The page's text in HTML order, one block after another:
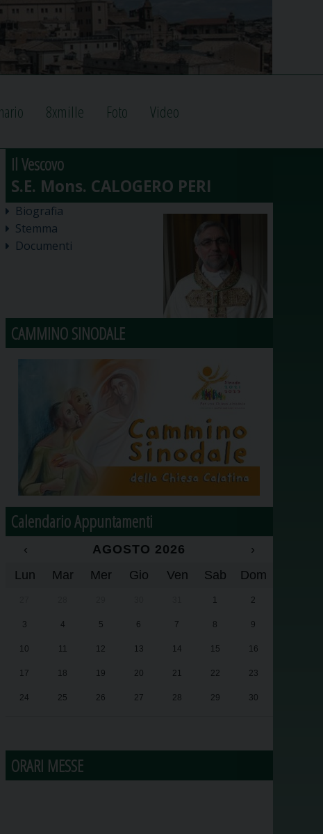
8xmille Foto Video
Il Vescovo
Biografia
Stemma
Documenti
CAMMINO SINODALE
Calendario Appuntamenti
‹ AGOSTO 2026
›
Lun
Mar Mer Gio Ven Sab Dom
1 2
3 4 5 6 7 8 9
10 11 12 13 14 15 16
17 18 19 20 21 22 23
24 25 26 27 28 29 30
ORARI MESSE